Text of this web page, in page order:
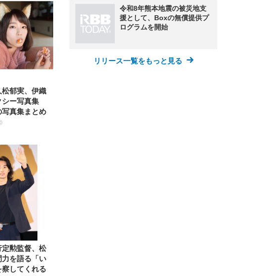
ュ 通気性 ランバーサ
ト付き 腰サポート ガ
無段階昇降 360度回
ャスター付き コンパ
幅52×奥行58.5×高さ
テレワーク 在
ブラック
24” Essential ゲ
ター QD 24.5インチ
子ドット 残像低減 (3
証 | 日本メーカー)
ー 200枚入
限定】
郁実、伊織
ー写真集
真集まとめ
勲監督、松
力を語る「い
してくれる
令和8年熊本地震の被災地支
援として、Boxの無償提供プ
ログラムを開始
リリース一覧をもっと見る